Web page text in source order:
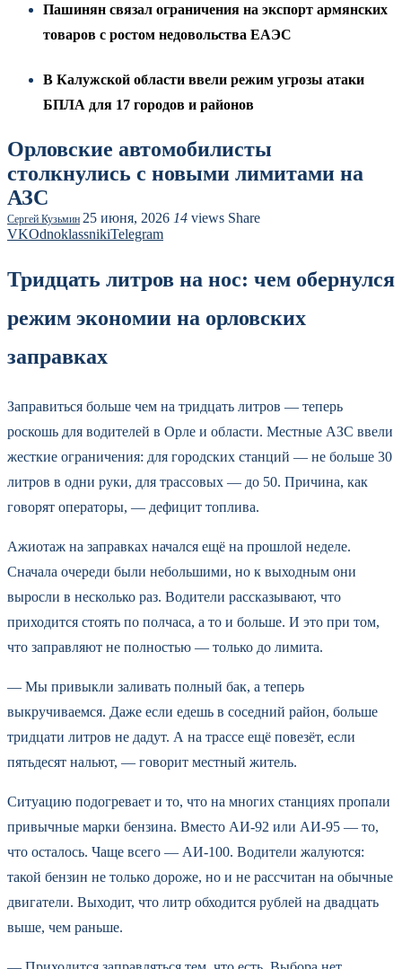
Пашинян связал ограничения на экспорт армянских
товаров с ростом недовольства ЕАЭС
В Калужской области ввели режим угрозы атаки
БПЛА для 17 городов и районов
Орловские автомобилисты
столкнулись с новыми лимитами на
АЗС
Сергей Кузьмин 25 июня, 2026 14 views Share
VKOdnoklassnikiTelegram
Тридцать литров на нос: чем обернулся
режим экономии на орловских
заправках
Заправиться больше чем на тридцать литров — теперь
роскошь для водителей в Орле и области. Местные АЗС ввели
жесткие ограничения: для городских станций — не больше 30
литров в одни руки, для трассовых — до 50. Причина, как
говорят операторы, — дефицит топлива.
Ажиотаж на заправках начался ещё на прошлой неделе.
Сначала очереди были небольшими, но к выходным они
выросли в несколько раз. Водители рассказывают, что
приходится стоять по полчаса, а то и больше. И это при том,
что заправляют не полностью — только до лимита.
— Мы привыкли заливать полный бак, а теперь
выкручиваемся. Даже если едешь в соседний район, больше
тридцати литров не дадут. А на трассе ещё повезёт, если
пятьдесят нальют, — говорит местный житель.
Ситуацию подогревает и то, что на многих станциях пропали
привычные марки бензина. Вместо АИ-92 или АИ-95 — то,
что осталось. Чаще всего — АИ-100. Водители жалуются:
такой бензин не только дороже, но и не рассчитан на обычные
двигатели. Выходит, что литр обходится рублей на двадцать
выше, чем раньше.